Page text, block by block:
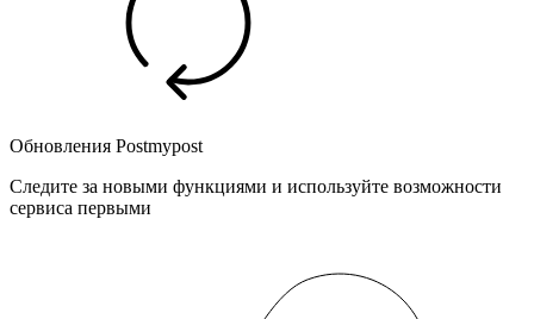
Обновления Postmypost
Следите за новыми функциями и используйте возможности
сервиса первыми